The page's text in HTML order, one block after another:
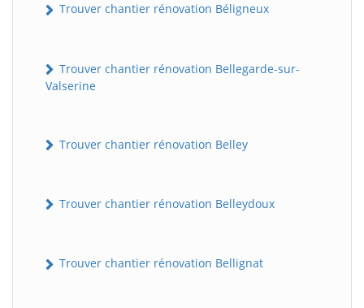
Trouver chantier rénovation Béligneux
Trouver chantier rénovation Bellegarde-sur-
Valserine
Trouver chantier rénovation Belley
Trouver chantier rénovation Belleydoux
Trouver chantier rénovation Bellignat